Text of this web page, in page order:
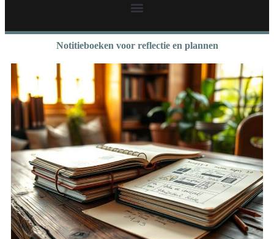
Notitieboeken voor reflectie en plannen